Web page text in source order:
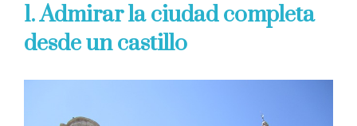
1. Admirar la ciudad completa
desde un castillo